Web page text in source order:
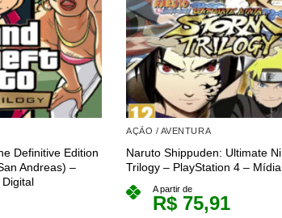
Definitive Edition
Andreas) –
AÇÃO / AVENTURA
Naruto Shippuden: Ultimate
Trilogy – PlayStation 4 –
A partir de
R$ 75,91